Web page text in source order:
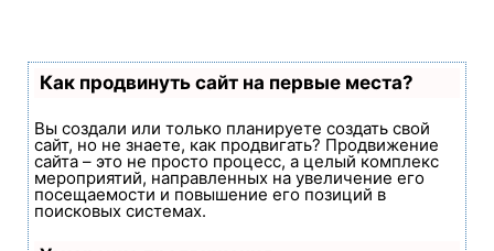
Как продвинуть сайт на первые места?
Вы создали или только планируете создать свой
сайт, но не знаете, как продвигать? Продвижение
сайта – это не просто процесс, а целый комплекс
мероприятий, направленных на увеличение его
посещаемости и повышение его позиций в
поисковых системах.